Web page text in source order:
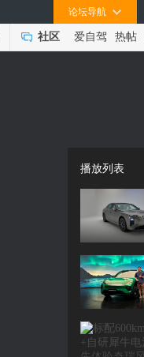
论坛导航
社区 爱自驾 热帖
播放列表